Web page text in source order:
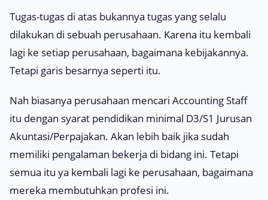
Tugas-tugas di atas bukannya tugas yang selalu
dilakukan di sebuah perusahaan. Karena itu kembali
lagi ke setiap perusahaan, bagaimana kebijakannya.
Tetapi garis besarnya seperti itu.
Nah biasanya perusahaan mencari Accounting Staff
itu dengan syarat pendidikan minimal D3/S1 Jurusan
Akuntasi/Perpajakan. Akan lebih baik jika sudah
memiliki pengalaman bekerja di bidang ini. Tetapi
semua itu ya kembali lagi ke perusahaan, bagaimana
mereka membutuhkan profesi ini.